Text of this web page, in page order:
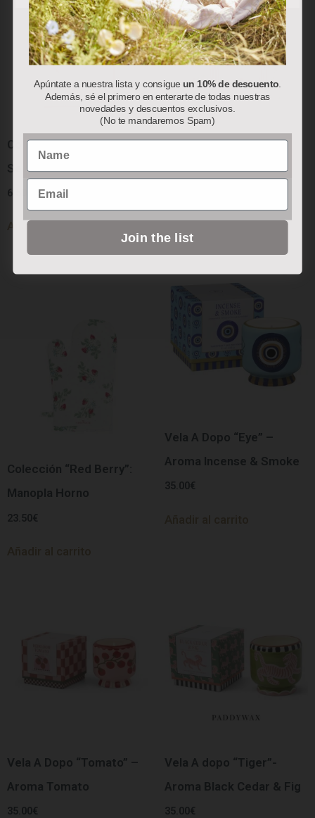
Colección “Red Berry”:
Servilletas de Papel
6.50
Añadir al carrito
Colección “Red Berry”:
Bolsa Térmica
Colección “Red Berry”:
Manopla Horno
23.50€
Vela A Dopo “Eye” –
Aroma Incense & Smoke
35.00 €
Vela A Dopo “Tomato” –
Aroma Tomato
35.00€
Vela A dopo “Tiger”-
Aroma Black Cedar & Fig
35.00€
Apúntate a nuestra lista y consigue un 10% de descuento
Además, sé el primero en enterarte de todas nuestras
novedades y descuentos exclusivos.
(No te mandaremos Spam)
Name
Email
Join the list